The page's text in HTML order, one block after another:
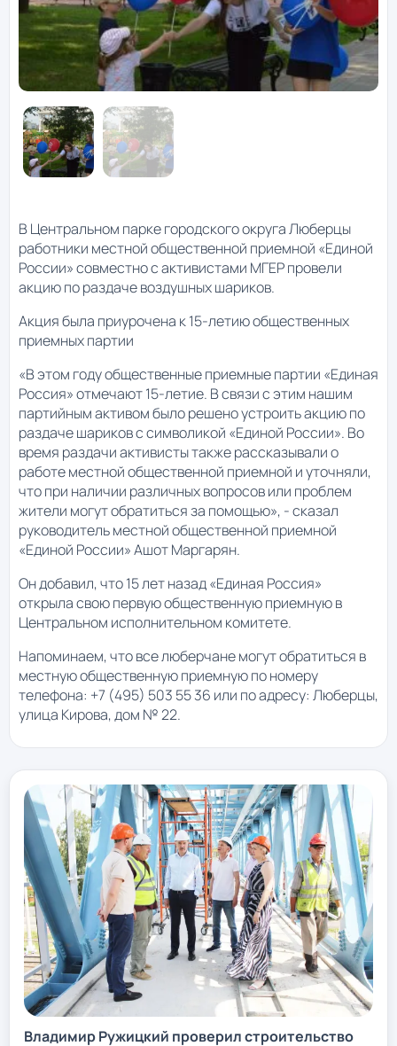
В Центральном парке городского округа Люберцы
работники местной общественной приемной «Единой
России» совместно с активистами МГЕР провели
акцию по раздаче воздушных шариков.
Акция была приурочена к 15-летию общественных
приемных партии
«В этом году общественные приемные партии «Единая
Россия» отмечают 15-летие. В связи с этим нашим
партийным активом было решено устроить акцию по
раздаче шариков с символикой «Единой России». Во
время раздачи активисты также рассказывали о
работе местной общественной приемной и уточняли,
что при наличии различных вопросов или проблем
жители могут обратиться за помощью», - сказал
руководитель местной общественной приемной
«Единой России» Ашот Маргарян.
Он добавил, что 15 лет назад «Единая Россия»
открыла свою первую общественную приемную в
Центральном исполнительном комитете.
Напоминаем, что все люберчане могут обратиться в
местную общественную приемную по номеру
телефона: +7 (495) 503 55 36 или по адресу: Люберцы,
улица Кирова, дом № 22.
Владимир Ружицкий проверил строительство